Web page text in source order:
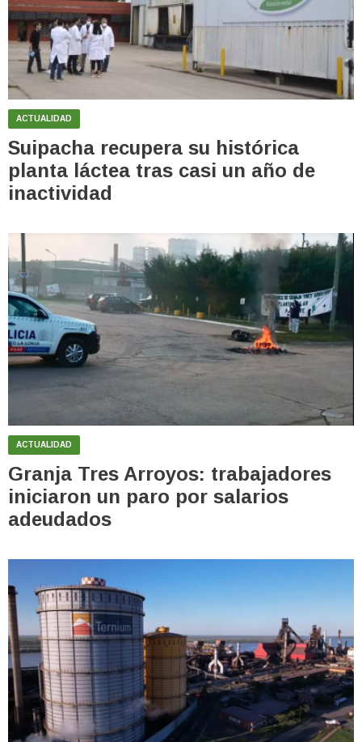
ACTUALIDAD
Suipacha recupera su histórica
planta láctea tras casi un año de
inactividad
ACTUALIDAD
Granja Tres Arroyos: trabajadores
iniciaron un paro por salarios
adeudados